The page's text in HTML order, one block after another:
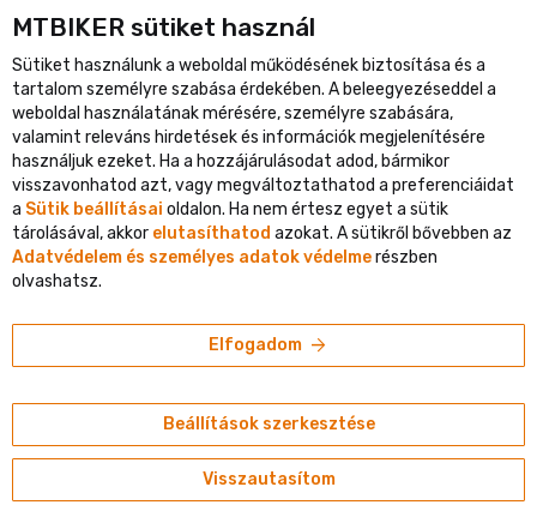
legnagyobb kerékpáros portálja
person menu
Keresés search
Shopnavigate_nextDT Swiss
MÁRKA DT SWISS
Alkatrészek kerékpárhoz gyártó DT Swiss
Szelepek és tartozékok gyártó DT Swiss
Kerékpár kerekek, felnik és agyak gyártó DT Swiss
MTBIKER sütiket használ
Sütiket használunk a weboldal működésének biztosítása és a
tartalom személyre szabása érdekében. A beleegyezéseddel a
weboldal használatának mérésére, személyre szabására,
valamint releváns hirdetések és információk megjelenítésére
használjuk ezeket. Ha a hozzájárulásodat adod, bármikor
visszavonhatod azt, vagy megváltoztathatod a preferenciáidat
a Sütik beállításai oldalon. Ha nem értesz egyet a sütik
tárolásával, akkor elutasíthatod azokat. A sütikről bővebben az
Adatvédelem és személyes adatok védelmerészben
olvashatsz.
Beállítások szerkesztése
Visszautasítom
Elfogadom arrow_forward